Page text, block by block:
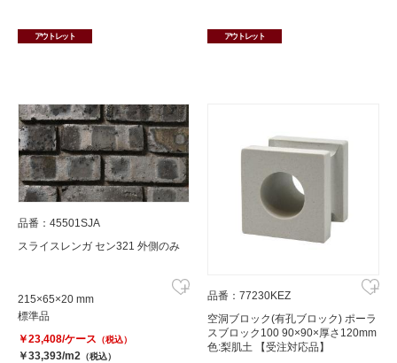
アウトレット アウトレット
品番：45501SJA
スライスレンガ セン321 外側のみ
215×65×20 mm
標準品
￥23,408/ケース （税込）
￥33,393/m2 （税込）
品番：77230KEZ
空洞ブロック(有孔ブロック) ポーラ
スブロック100 90×90×厚さ120mm
色:梨肌土 【受注対応品】